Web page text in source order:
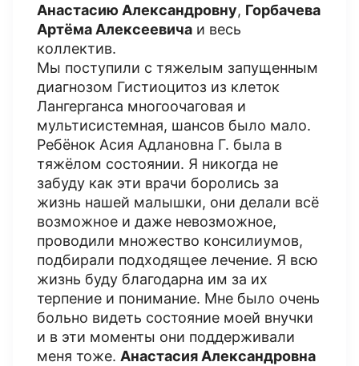
Анастасию Александровну, Горбачева
Артёма Алексеевича и весь
коллектив.
Мы поступили с тяжелым запущенным
диагнозом Гистиоцитоз из клеток
Лангерганса многоочаговая и
мультисистемная, шансов было мало.
Ребёнок Асия Адлановна Г. была в
тяжёлом состоянии. Я никогда не
забуду как эти врачи боролись за
жизнь нашей малышки, они делали всё
возможное и даже невозможное,
проводили множество консилиумов,
подбирали подходящее лечение. Я всю
жизнь буду благодарна им за их
терпение и понимание. Мне было очень
больно видеть состояние моей внучки
и в эти моменты они поддерживали
меня тоже. Анастасия Александровна